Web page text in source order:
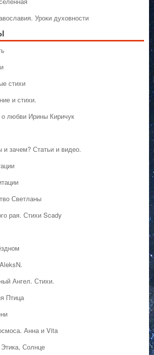
Уроки духовности
стихи
и стихи.
о любви Ирины Киричук
зачем? Статьи и видео.
Светланы
рая. Стихи Scady
Ангел. Стихи.
Птица
Анна и Vita
Солнце